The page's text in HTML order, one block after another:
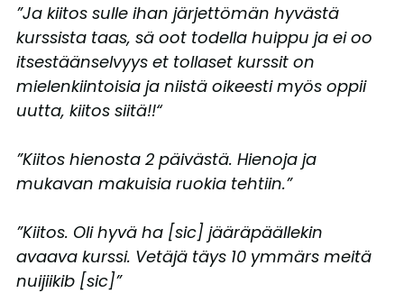
”Ja kiitos sulle ihan järjettömän hyvästä
kurssista taas, sä oot todella huippu ja ei oo
itsestäänselvyys et tollaset kurssit on
mielenkiintoisia ja niistä oikeesti myös oppii
uutta, kiitos siitä!!“
”Kiitos hienosta 2 päivästä. Hienoja ja
mukavan makuisia ruokia tehtiin.”
”Kiitos. Oli hyvä ha [sic] jääräpäällekin
avaava kurssi. Vetäjä täys 10 ymmärs meitä
nuijiikib [sic]”